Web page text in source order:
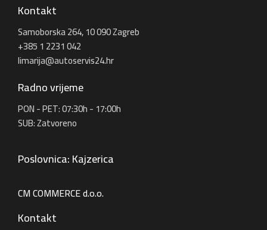
Kontakt
Samoborska 264, 10 090 Zagreb
+385 1 2231 042
limarija@autoservis24.hr
Radno vrijeme
PON - PET: 07:30h - 17:00h
SUB: Zatvoreno
Poslovnica: Kajzerica
CM COMMERCE d.o.o.
Kontakt